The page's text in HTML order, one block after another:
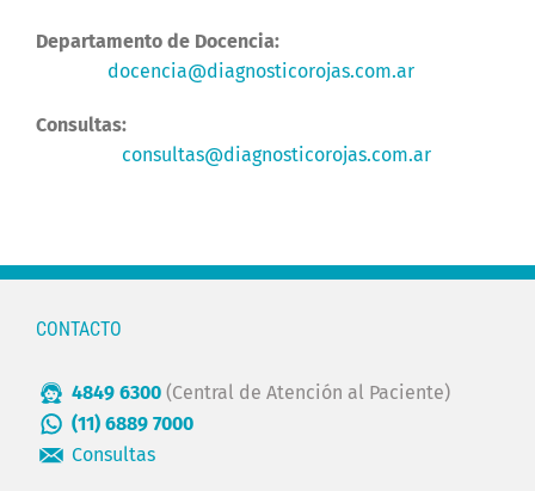
Departamento de Docencia:
docencia@diagnosticorojas.com.ar
Consultas:
consultas@diagnosticorojas.com.ar
CONTACTO
4849 6300 (Central de Atención al Paciente)
(11) 6889 7000
Consultas